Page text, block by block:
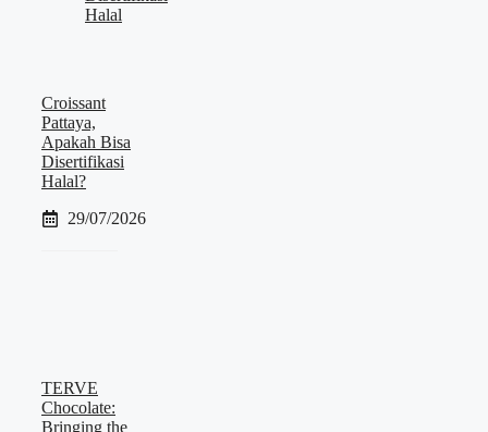
Croissant
Pattaya,
Apakah Bisa
Disertifikasi
Halal?
29/07/2026
TERVE
Chocolate:
Bringing the